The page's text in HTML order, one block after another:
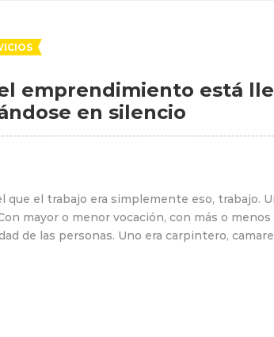
emprendimiento está
en silencio
que el trabajo era simplemente eso, trabajo.
mayor o menor vocación, con más o
de las personas. Uno era carpintero,